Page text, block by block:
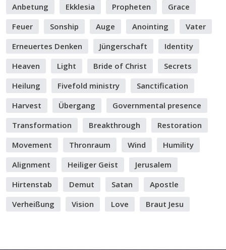
Anbetung
Ekklesia Propheten
Grace
Feuer
Sonship Auge Anointing
Vater
Erneuertes Denken
Jüngerschaft
Identity
Heaven
Light Bride of Christ
Secrets
Heilung
Fivefold ministry
Sanctification
Harvest
Übergang
Governmental presence
Transformation
Breakthrough
Restoration
Movement
Thronraum Wind
Humility
Alignment
Heiliger Geist
Jerusalem
Hirtenstab
Demut Satan
Apostle
Verheißung
Vision Love Braut Jesu